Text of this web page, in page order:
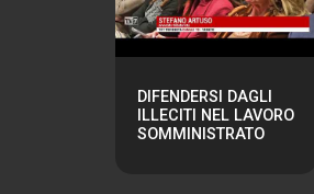
DIFENDERSI DAGLI
ILLECITI NEL LAVORO
SOMMINISTRATO